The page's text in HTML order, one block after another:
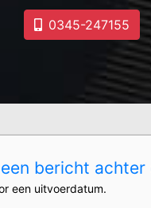
0345-247155
bericht
een uitvoerdatum.